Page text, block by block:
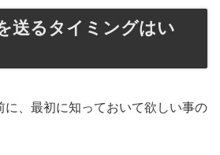
送るタイミングはい
に、最初に知っておいて欲しい事の